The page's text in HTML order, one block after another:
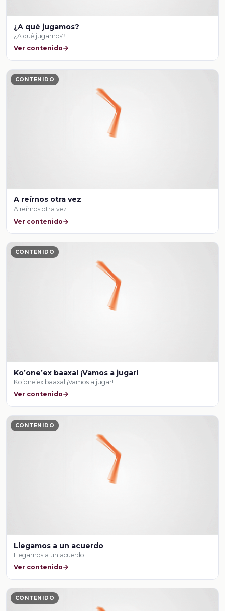
¿A qué jugamos?
¿A qué jugamos?
Ver contenido
CONTENIDO
A reírnos otra vez
A reírnos otra vez
Ver contenido
CONTENIDO
Ko’one’ex baaxal ¡Vamos a jugar!
Ko’one’ex baaxal ¡Vamos a jugar!
Ver contenido
CONTENIDO
Llegamos a un acuerdo
Llegamos a un acuerdo
Ver contenido
CONTENIDO